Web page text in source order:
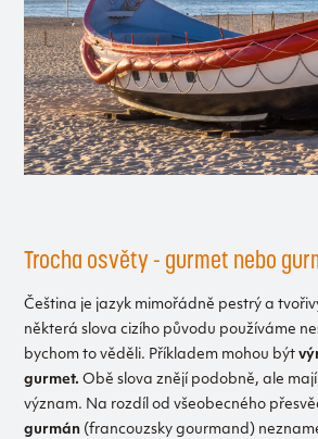
Trocha osvěty - gurmet nebo
Čeština je jazyk mimořádně pestrý a
některá slova cizího původu používáme
bychom to věděli. Příkladem mohou být
gurmet. Obě slova znějí podobně, ale
význam. Na rozdíl od všeobecného
gurmán (francouzsky gourmand)